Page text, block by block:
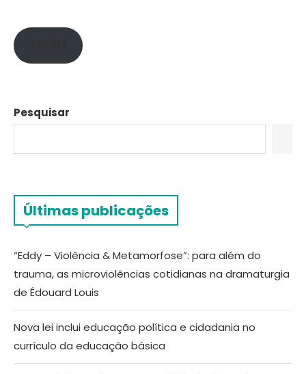
Pesquisar
Últimas publicações
“Eddy – Violência & Metamorfose”: para além do
trauma, as microviolências cotidianas na dramaturgia
de Édouard Louis
Nova lei inclui educação política e cidadania no
currículo da educação básica